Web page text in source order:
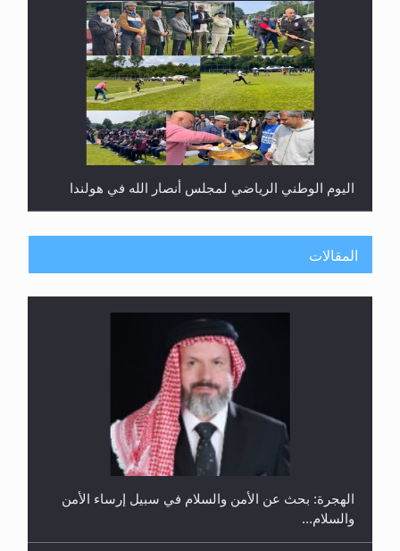
اليوم الوطني الرياضي لمجلس أنصار الله في هولندا
إتمام حفظ القرآن الكريم لثلاثة طلاب من مدرسة الحفظ
المقالات
الهجرة: بحث عن الأمن والسلام في سبيل إرساء الأمن
والسلام...